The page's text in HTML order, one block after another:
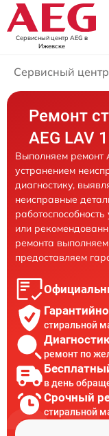
Сервисный центр AEG в
Ижевске
Сервисный
Ремонт
AEG LAV
Выполняем ремонт
устранением
диагностику,
неисправные
или
ремонта
предоставляем
стиральной
ремонт по
в день
Срочный
стиральной